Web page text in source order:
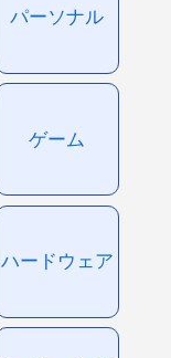
パーソナル
ゲーム
ハードウェア